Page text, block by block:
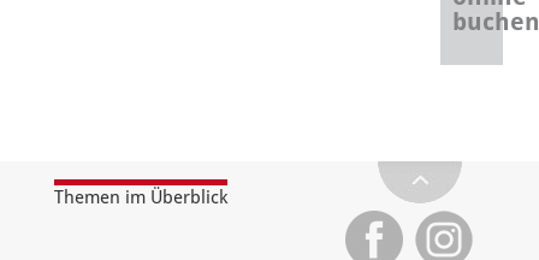
buchen
Themen im Überblick